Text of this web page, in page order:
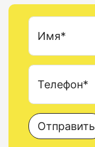
Имя*
Телефон*
Отправить